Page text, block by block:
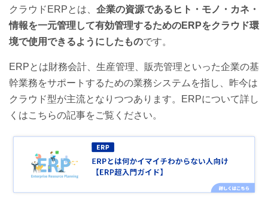
クラウド型ERPとオンプレミス型ERPの違い
オンプレミス型ERP
クラウド型ERP
クラウドERPとオンプレミスERPの比較表
クラウドの種類
パブリッククラウド
プライベートクラウド
クラウドERPとは、 企業の資源であるヒト・モノ・カネ・
情報を一元管理して有効管理するためのERPをクラウド環
境で使用できるようにしたものです。
ERPとは財務会計、生産管理、販売管理といった企業の基
幹業務をサポートするための業務システムを指し、昨今は
クラウド型が主流となりつつあります。ERPについて詳し
くはこちらの記事をご覧ください。